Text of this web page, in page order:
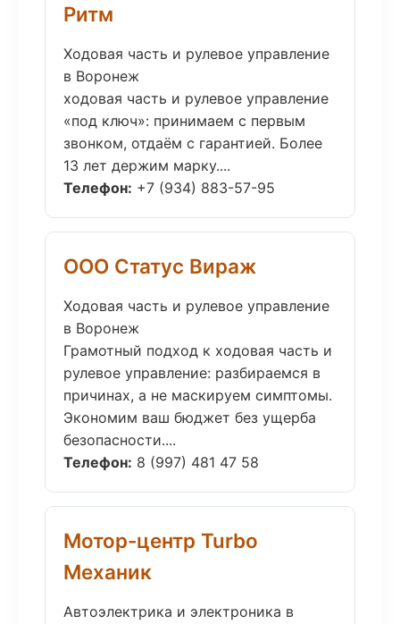
Ритм
Ходовая часть и рулевое управление
в Воронеж
ходовая часть и рулевое управление
«под ключ»: принимаем с первым
звонком, отдаём с гарантией. Более
13 лет держим марку....
Телефон: +7 (934) 883-57-95
ООО Статус Вираж
Ходовая часть и рулевое управление
в Воронеж
Грамотный подход к ходовая часть и
рулевое управление: разбираемся в
причинах, а не маскируем симптомы.
Экономим ваш бюджет без ущерба
безопасности....
Телефон: 8 (997) 481 47 58
Мотор-центр Turbo
Механик
Автоэлектрика и электроника в